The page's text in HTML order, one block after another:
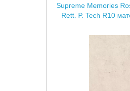
Supreme Memories
Rett. P. Tech R10